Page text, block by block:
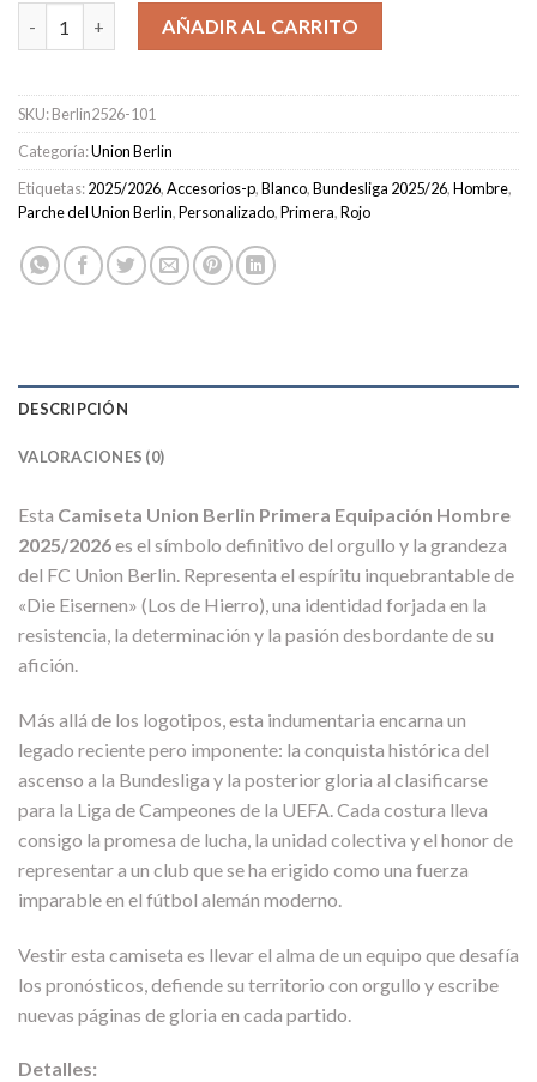
Camiseta Union Berlin Primera Equipación Hombre 2025/2026
AÑADIR AL CARRITO
SKU:Berlin2526-101
Categoría:Union Berlin
Etiquetas:2025/2026,Accesorios-p,Blanco,Bundesliga 2025/26,Hombre,
Parche del Union Berlin,Personalizado,Primera,Rojo
DESCRIPCIÓN
VALORACIONES (0)
Esta Camiseta Union Berlin Primera Equipación Hombre
2025/2026es el símbolo definitivo del orgullo y la grandeza
del FC Union Berlin. Representa el espíritu inquebrantable de
«Die Eisernen» (Los de Hierro), una identidad forjada en la
resistencia, la determinación y la pasión desbordante de su
afición.
Más allá de los logotipos, esta indumentaria encarna un
legado reciente pero imponente: la conquista histórica del
ascenso a la Bundesliga y la posterior gloria al clasificarse
para la Liga de Campeones de la UEFA. Cada costura lleva
consigo la promesa de lucha, la unidad colectiva y el honor de
representar a un club que se ha erigido como una fuerza
imparable en el fútbol alemán moderno.
Vestir esta camiseta es llevar el alma de un equipo que desafía
los pronósticos, defiende su territorio con orgullo y escribe
nuevas páginas de gloria en cada partido.
Detalles: